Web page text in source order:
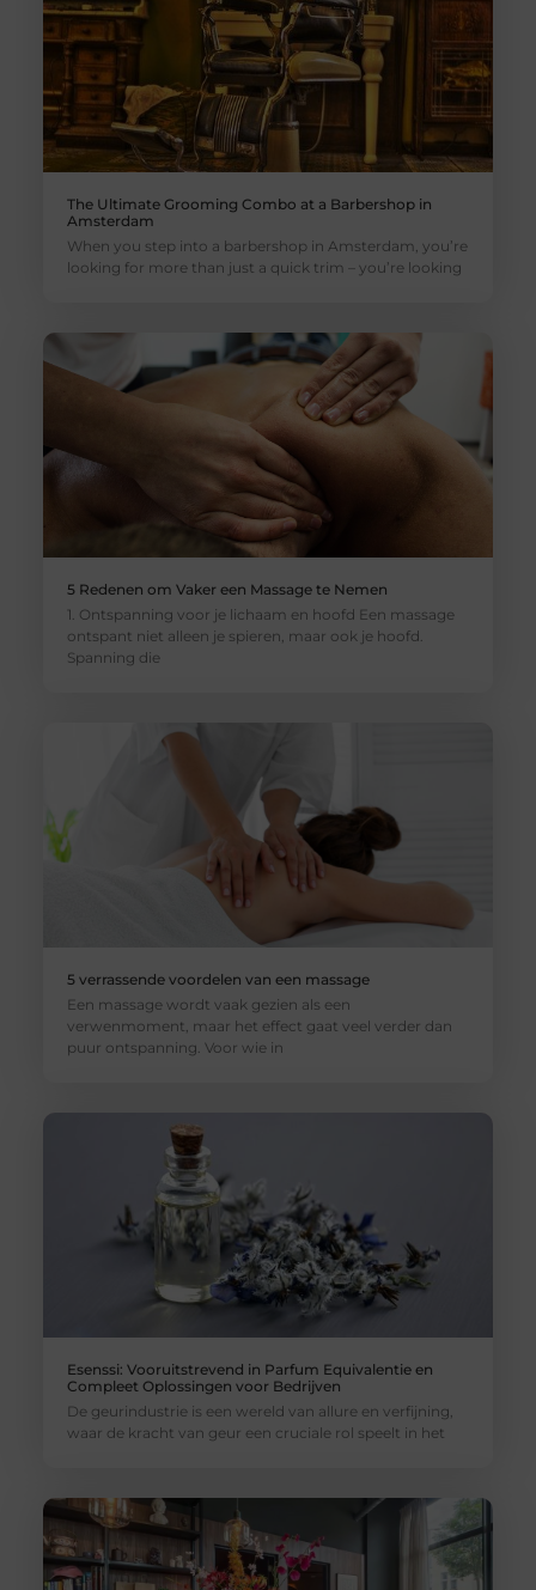
The Ultimate Grooming Combo at a Barbershop in
Amsterdam
When you step into a barbershop in Amsterdam, you’re
looking for more than just a quick trim – you’re looking
5 Redenen om Vaker een Massage te Nemen
1. Ontspanning voor je lichaam en hoofd Een massage
ontspant niet alleen je spieren, maar ook je hoofd.
Spanning die
5 verrassende voordelen van een massage
Een massage wordt vaak gezien als een
verwenmoment, maar het effect gaat veel verder dan
puur ontspanning. Voor wie in
Esenssi: Vooruitstrevend in Parfum Equivalentie en
Compleet Oplossingen voor Bedrijven
De geurindustrie is een wereld van allure en verfijning,
waar de kracht van geur een cruciale rol speelt in het